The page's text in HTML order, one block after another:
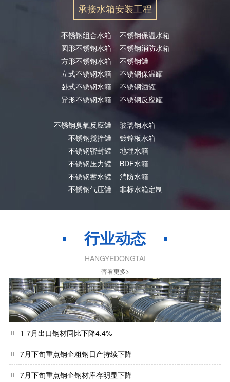
承接水箱安装工程
不锈钢组合水箱
圆形不锈钢水箱
方形不锈钢水箱
立式不锈钢水箱
卧式不锈钢水箱
异形不锈钢水箱
不锈钢臭氧反应罐
不锈钢搅拌罐
不锈钢密封罐
不锈钢压力罐
不锈钢蓄水罐
不锈钢气压罐
不锈钢保温水箱
不锈钢消防水箱
不锈钢罐
不锈钢保温罐
不锈钢酒罐
不锈钢反应罐
玻璃钢水箱
镀锌板水箱
地埋水箱
BDF水箱
消防水箱
非标水箱定制
行业动态
HANGYEDONGTAI
杳看更多>
1-7月出口钢材同比下降4.4%
7月下旬重点钢企粗钢日产持续下降
7月下旬重点钢企钢材库存明显下降